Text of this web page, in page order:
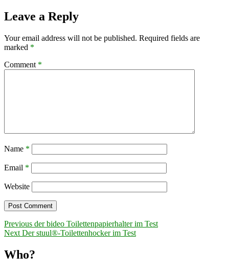
Leave a Reply
Your email address will not be published. Required fields are
marked *
Comment *
Name *
Email *
Website
Post
navigation
Previous Previous
post:
der bideo Toilettenpapierhalter im Test
Next Next
Der stuul®-Toilettenhocker im Test
Who?